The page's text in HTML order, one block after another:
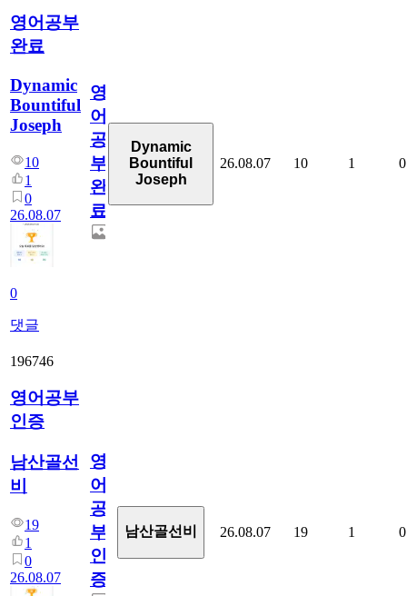
영어공부
완료
Dynamic
Bountiful
Joseph
10
1
0
26.08.07
0
댓글
영
어
공
부
완
료
Dynamic
Bountiful
Joseph
26.08.07 10 1 0
196746
영어공부
인증
남산골선
비
19
1
0
26.08.07
영
어
공
부
인
증
남산골선비 26.08.07 19 1 0